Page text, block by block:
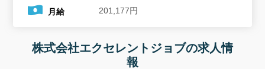
月給 201,177円
株式会社エクセレントジョブの求人情
報